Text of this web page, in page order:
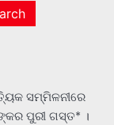
ସମ୍ମିଳନୀରେ
ପୁରୀ ଗସ୍ତ* ।